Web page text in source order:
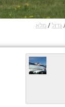
גדול / מלא